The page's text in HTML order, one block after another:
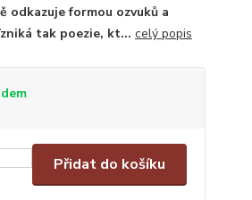
formou ozvuků a
tak poezie, kt... celý popis
Přidat do košíku